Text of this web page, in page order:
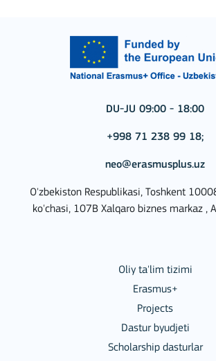
DU-JU 09:00 - 18:00
+998 71 238 99 18;
neo@erasmusplus.uz
O'zbekiston Respublikasi, Toshkent
ko'chasi, 107B Xalqaro biznes markaz ,
Oliy ta'lim tizimi
Erasmus+
Projects
Dastur byudjeti
Scholarship dasturlar